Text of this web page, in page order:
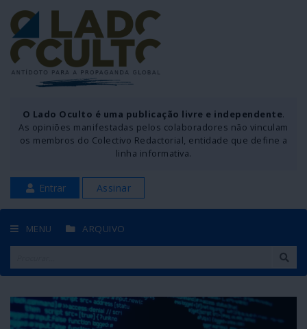
O Lado Oculto é uma publicação livre e independente.
As opiniões manifestadas pelos colaboradores não vinculam
os membros do Colectivo Redactorial, entidade que define a
linha informativa.
Entrar Assinar
MENU ARQUIVO